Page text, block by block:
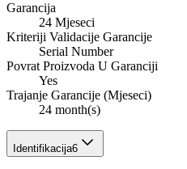
Garancija
24 Mjeseci
Kriteriji Validacije Garancije
Serial Number
Povrat Proizvoda U Garanciji
Yes
Trajanje Garancije (Mjeseci)
24 month(s)
Identifikacija6